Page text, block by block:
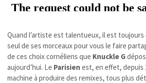
Quand l’artiste est talentueux, il est toujours
seul de ses morceaux pour vous le faire
de ces choix cornéliens que Knuckle G
aujourd’hui. Le Parisien est, en effet, depuis
machine à produire des remixes, tous plus